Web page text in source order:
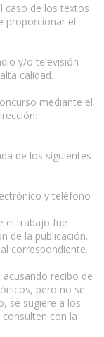
caso de los textos
proporcionar el
y/o televisión
calidad.
mediante el
de los siguientes
y teléfono
el trabajo fue
de la publicación.
correspondiente.
recibo de
pero no se
se sugiere a los
con la